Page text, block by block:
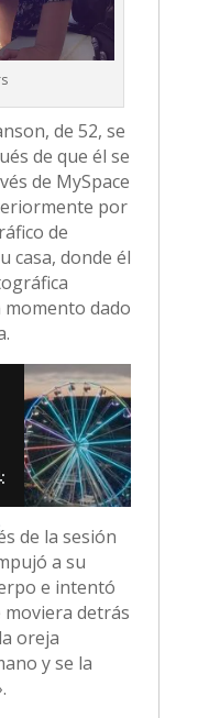
de 52, se
de que él se
de MySpace
por
de
casa, donde él
dado
de la sesión
a su
e intentó
moviera detrás
oreja
y se la